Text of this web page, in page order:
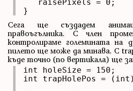
   raisePixels = 0;
}
Сега ще създадем
правоъгълника. С член
контролираме големината на
пилето ще може да минава. С
къде точно (по вертикала) ще
int holeSize = 150;
int trapHolePos =